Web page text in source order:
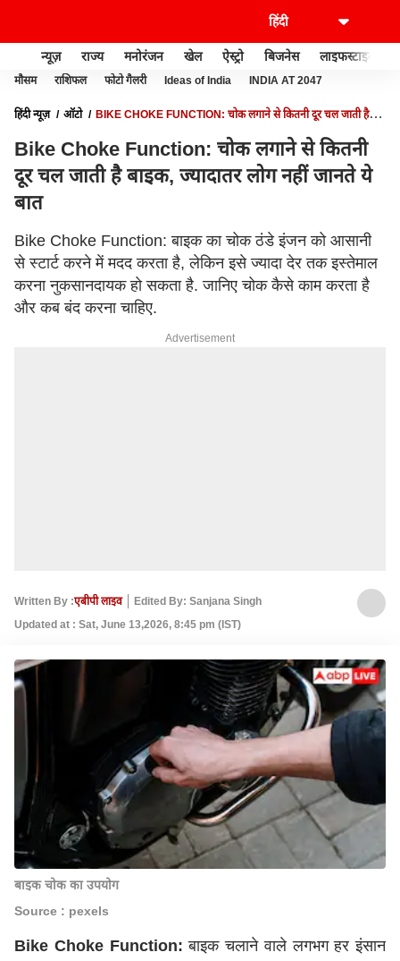
न्यूज़ राज्य मनोरंजन खेल ऐस्ट्रो बिजनेस लाइफस्टाइल
मौसम राशिफल फोटो गैलरी Ideas of India INDIA AT 2047
हिंदी न्यूज़ ऑटो
BIKE CHOKE FUNCTION: चोक लगाने से कितनी दूर चल जाती है
Bike Choke Function: चोक लगाने से कितनी
दूर चल जाती है बाइक, ज्यादातर लोग नहीं जानते ये
बात
Bike Choke Function: बाइक का चोक ठंडे इंजन को आसानी
से स्टार्ट करने में मदद करता है, लेकिन इसे ज्यादा देर तक इस्तेमाल
करना नुकसानदायक हो सकता है. जानिए चोक कैसे काम करता है
और कब बंद करना चाहिए.
Advertisement
Written By :एबीपी लाइव
Edited By: Sanjana Singh
Updated at : Sat, June 13,2026, 8:45 pm (IST)
बाइक चोक का उपयोग
Source : pexels
Bike Choke Function: बाइक चलाने वाले लगभग हर इंसान